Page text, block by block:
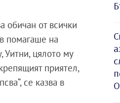
обичан от всички
помагаше на
Уитни, цялото му
приятел,
се казва в